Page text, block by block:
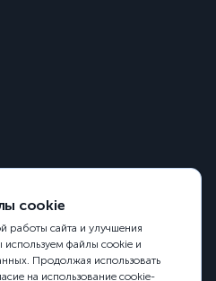
cookie
работы сайта и улучшения
используем файлы cookie и
Продолжая использовать
на использование cookie-